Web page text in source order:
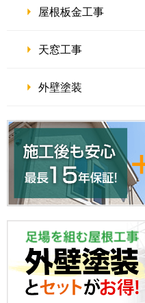
屋根板金工事
天窓工事
外壁塗装